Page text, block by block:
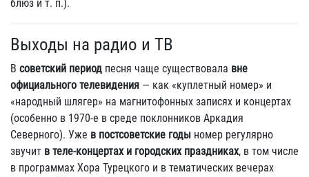
блюз и т. п.).
Выходы на радио и ТВ
В советский период песня чаще существовала вне
официального телевидения — как «куплетный номер» и
«народный шлягер» на магнитофонных записях и концертах
(особенно в 1970‑е в среде поклонников Аркадия
Северного). Уже в постсоветские годы номер регулярно
звучит в теле‑концертах и городских праздниках, в том числе
в программах Хора Турецкого и в тематических вечерах